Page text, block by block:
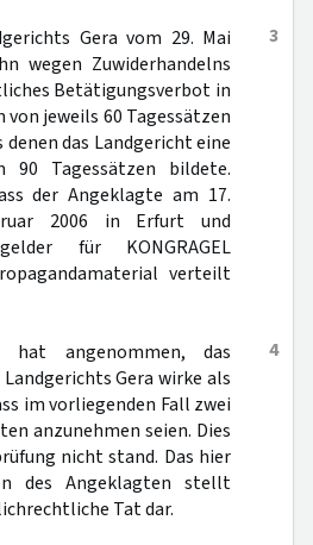
3
Gera vom 29. Mai
wegen Zuwiderhandelns
Betätigungsverbot in
jeweils 60 Tagessätzen
denen das Landgericht eine
90 Tagessätzen bildete.
der Angeklagte am 17.
2006 in Erfurt und
für KONGRAGEL
verteilt
4
hat angenommen, das
Gera wirke als
im vorliegenden Fall zwei
anzunehmen seien. Dies
nicht stand. Das hier
des Angeklagten stellt
Tat dar.